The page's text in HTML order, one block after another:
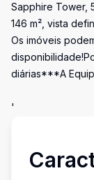
Sapphire Tower,
146 m², vista
Os imóveis
diárias***A
'